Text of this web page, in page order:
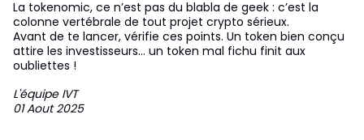
La tokenomic, ce n’est pas du blabla de geek : c’est la
colonne vertébrale de tout projet crypto sérieux.
Avant de te lancer, vérifie ces points. Un token bien conçu
attire les investisseurs… un token mal fichu finit aux
oubliettes !
L'équipe IVT
01 Aout 2025